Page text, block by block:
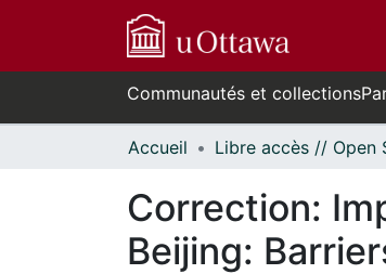
Communautés et collections
Accueil
Correction:
Beijing: